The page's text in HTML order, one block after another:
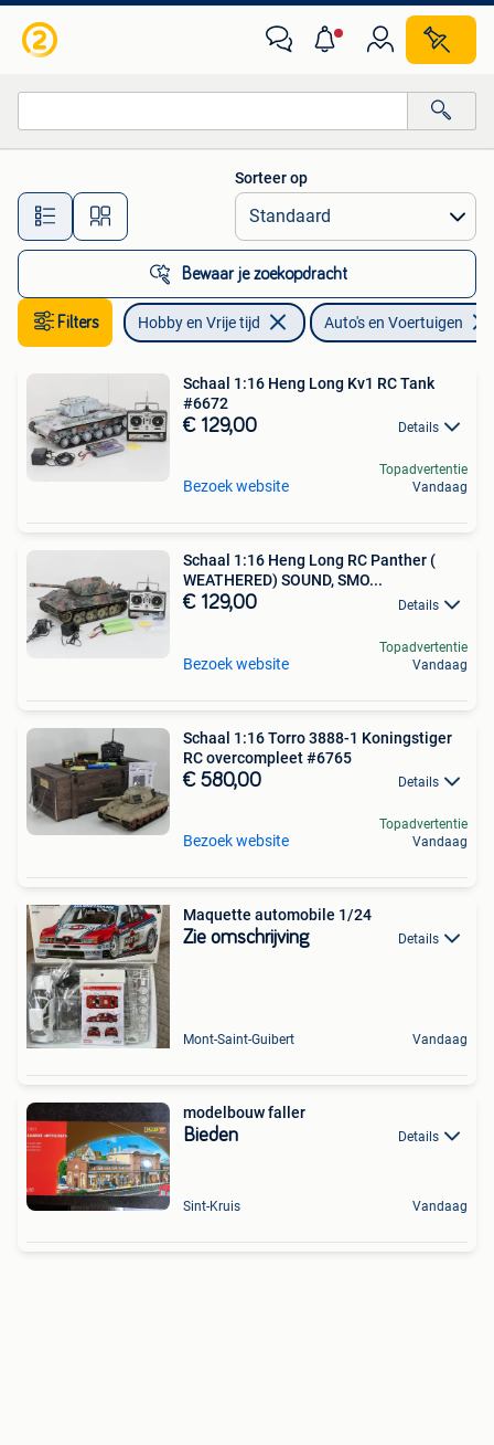
Alle afstanden…
Sorteer op
Bewaar je zoekopdracht
Filters Hobby en Vrije tijd Auto's en Voertuigen
Schaal 1:16 Heng Long Kv1 RC Tank
#6672
€ 129,00 Details
Bezoek website
Topadvertentie
Vandaag
Schaal 1:16 Heng Long RC Panther (
WEATHERED) SOUND, SMO...
€ 129,00 Details
Bezoek website
Topadvertentie
Vandaag
Schaal 1:16 Torro 3888-1 Koningstiger
RC overcompleet #6765
€ 580,00 Details
Bezoek website
Topadvertentie
Vandaag
Maquette automobile 1/24
Zie omschrijving Details
Mont-Saint-Guibert Vandaag
modelbouw faller
Bieden Details
Sint-Kruis Vandaag